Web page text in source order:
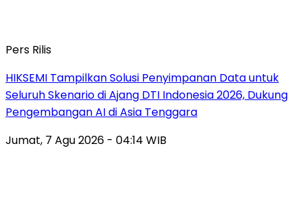
Pers Rilis
HIKSEMI Tampilkan Solusi Penyimpanan Data untuk
Seluruh Skenario di Ajang DTI Indonesia 2026, Dukung
Pengembangan AI di Asia Tenggara
Jumat, 7 Agu 2026 - 04:14 WIB